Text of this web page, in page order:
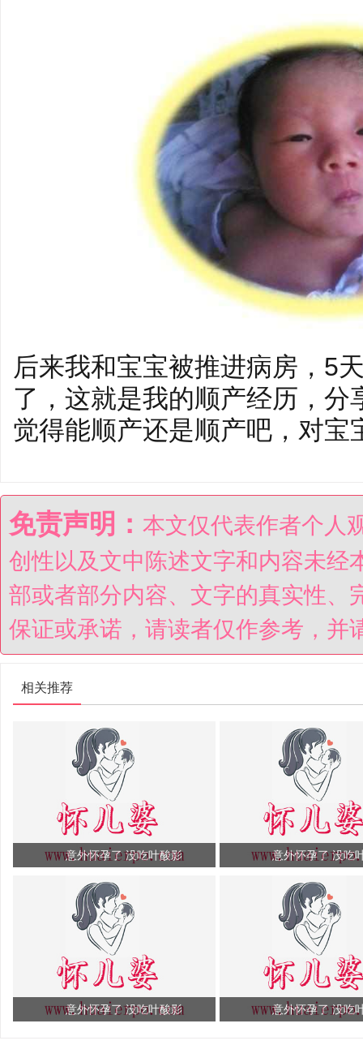
后来我和宝宝被推进病房，5
了，这就是我的顺产经历，分
觉得能顺产还是顺产吧，对宝
免责声明： 本文仅代表作者个人
创性以及文中陈述文字和内容未经
部或者部分内容、文字的真实性、
保证或承诺，请读者仅作参考，并
相关推荐
意外怀孕了 没吃叶酸影 意外怀孕了 没吃
意外怀孕了 没吃叶酸影 意外怀孕了 没吃